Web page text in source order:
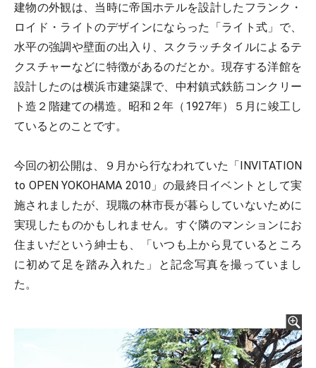
建物の外観は、当時に帝国ホテルを設計したフランク・
ロイド・ライトのデザインにならった「ライト式」で、
水平の強調や壁面の出入り、スクラッチタイルによるテ
クスチャーなどに特徴があるのだとか。現存する洋館を
設計したのは横浜市建築課で、中村鎮式鉄筋コンクリー
ト造２階建ての構造。昭和２年（1927年）５月に竣工し
ているとのことです。
今回の初公開は、９月から行なわれていた「INVITATION
to OPEN YOKOHAMA 2010」の最終日イベントとして実
施されましたが、現職の林市長が暮らしていないために
実現したものかもしれません。すぐ隣のマンションにお
住まいだという紳士も、「いつも上から見ているところ
に初めて足を踏み入れた」と記念写真を撮っていまし
た。